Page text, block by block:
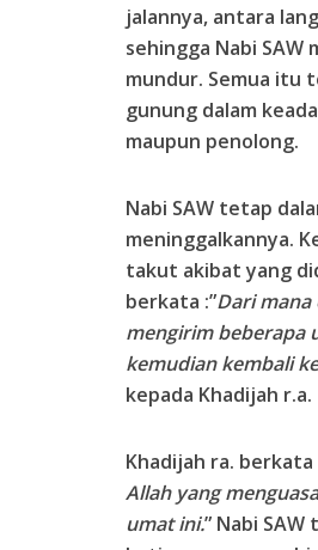
jalannya, antara
sehingga Nabi
mundur. Semua itu
gunung dalam
maupun penolong.
Nabi SAW tetap
meninggalkannya.
takut akibat yang
berkata :”Dari mana
mengirim beberapa
kemudian kembali
kepada Khadijah r.a.
Khadijah ra. berkata
Allah yang
umat ini.” Nabi